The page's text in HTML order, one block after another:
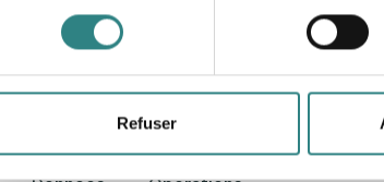
Refuser
enregistreuse